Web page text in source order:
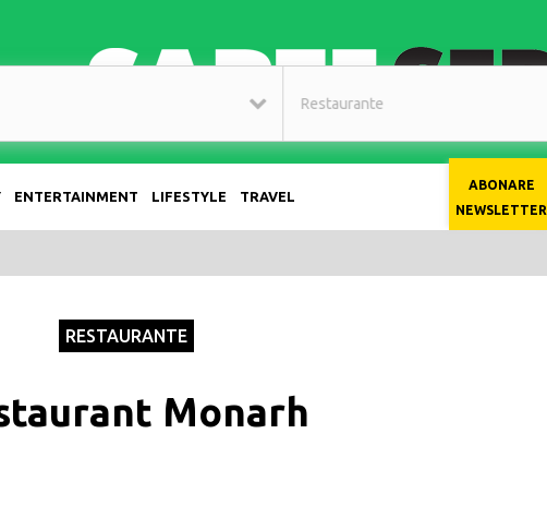
ENTERTAINMENT LIFESTYLE TRAVEL
ABONARE
NEWSLETTER
RESTAURANTE
Monarh